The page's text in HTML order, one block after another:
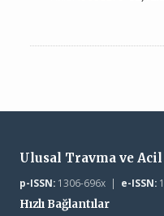
Ulusal Travma ve
p-ISSN:1306-696x | e-ISSN:
Hızlı Bağlantılar